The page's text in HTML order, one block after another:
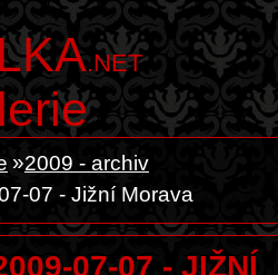
.NET
2009 - archiv
07 - Jižní Morava
07-07 - JIŽNÍ